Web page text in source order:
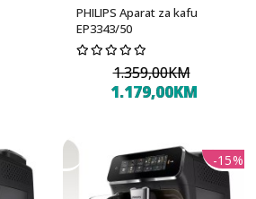
PHILIPS Aparat za kafu
EP3343/50
1.359,00KM
1.179,00KM
-15%